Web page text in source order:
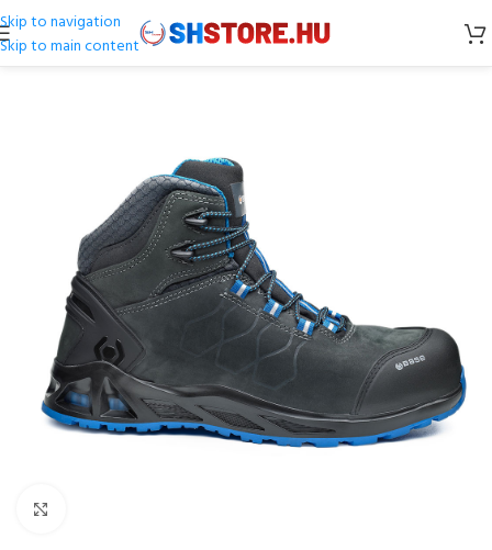
Skip to navigation
Skip to main content